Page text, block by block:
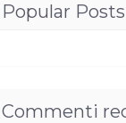
Popular Posts
Commenti